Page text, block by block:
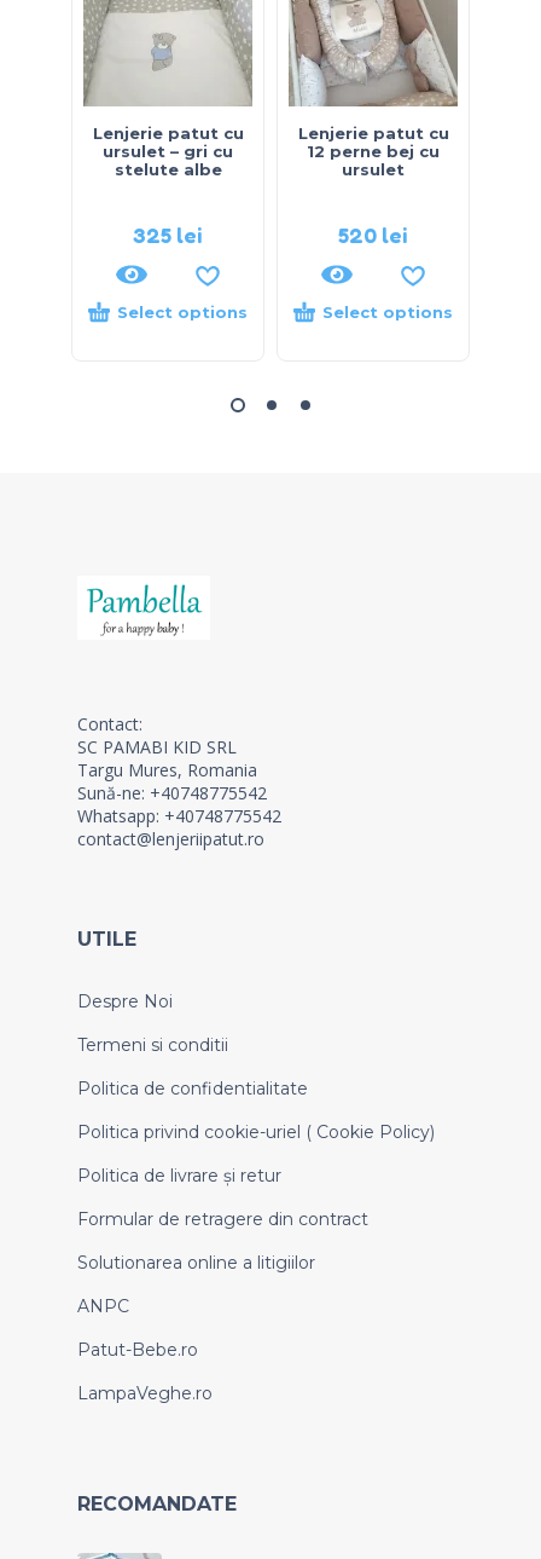
Lenjerie patut cu
ursulet – gri cu
stelute albe
325 lei
Select options
Lenjerie patut cu
12 perne bej cu
ursulet
520 lei
Select options
Contact:
SC PAMABI KID SRL
Targu Mures, Romania
Sună-ne: +40748775542
Whatsapp: +40748775542
contact@lenjeriipatut.ro
UTILE
Despre Noi
Termeni si conditii
Politica de confidentialitate
Politica privind cookie-uriel ( Cookie Policy)
Politica de livrare și retur
Formular de retragere din contract
Solutionarea online a litigiilor
ANPC
Patut-Bebe.ro
LampaVeghe.ro
RECOMANDATE